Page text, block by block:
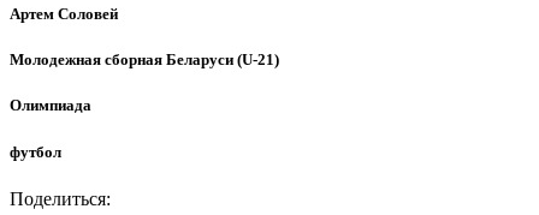
Артем Соловей
Молодежная сборная Беларуси (U-21)
Олимпиада
футбол
Поделиться: